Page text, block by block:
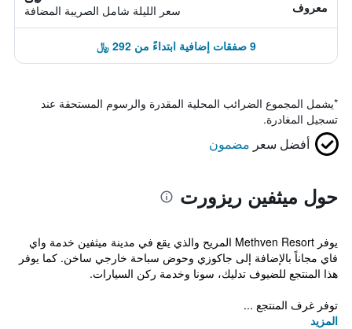
معروف
سعر الليلة شامل الصريبة المضافة
9 صفقات إضافية ابتداءً من 292 ﷼
*يشمل المجموع الضرائب المحلية المقدرة والرسوم المستحقة عند
تسجيل المغادرة.
أفضل سعر مضمون
حول ميثفين ريزورت
يوفر Methven Resort المريح والذي يقع في مدينة ميثفين خدمة واي
فاي مجاناً بالإضافة إلى جاكوزي وحوض سباحة خارجي ساخن. كما يوفر
هذا المنتجع للضيوف تدليك، سونا وخدمة ركن السيارات.
توفر غرف المنتجع ...
المزيد